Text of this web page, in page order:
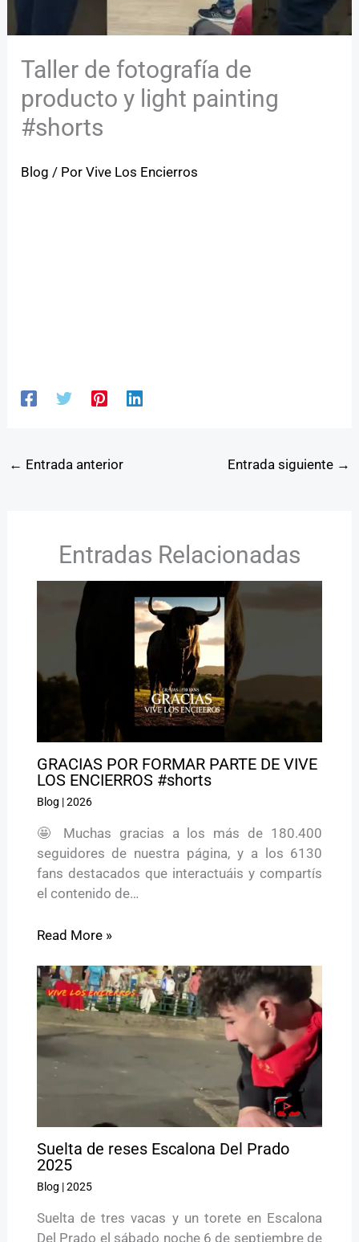
Taller de fotografía de
producto y light painting
#shorts
Blog / PorVive Los Encierros
← Entrada anterior Entrada siguiente →
Entradas Relacionadas
GRACIAS POR FORMAR PARTE DE VIVE
LOS ENCIERROS #shorts
Blog |2026
🤩 Muchas gracias a los más de 180.400
seguidores de nuestra página, y a los 6130
fans destacados que interactuáis y compartís
el contenido de…
Read More »
Suelta de reses Escalona Del Prado
2025
Blog |2025
Suelta de tres vacas y un torete en Escalona
Del Prado el sábado noche 6 de septiembre de